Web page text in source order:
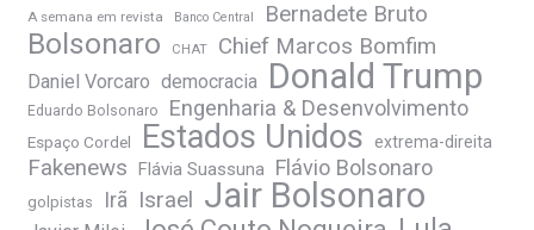
A semana em revista Banco Central Bernadete Bruto
Bolsonaro CHAT Chief Marcos Bomfim
Daniel Vorcaro democracia Donald Trump
Eduardo Bolsonaro Engenharia & Desenvolvimento
Espaço Cordel Estados Unidos extrema-direita
Fakenews Flávia Suassuna Flávio Bolsonaro
golpistas Irã Israel Jair Bolsonaro